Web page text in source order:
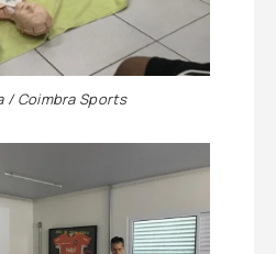
/ Coimbra Sports